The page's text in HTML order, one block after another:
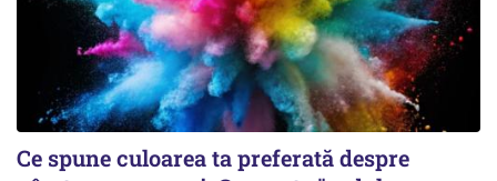
Ce spune culoarea ta preferată despre